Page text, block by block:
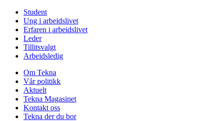
Student
Ung i arbeidslivet
Erfaren i arbeidslivet
Leder
Tillitsvalgt
Arbeidsledig
Om Tekna
Vår politikk
Aktuelt
Tekna Magasinet
Kontakt oss
Tekna der du bor